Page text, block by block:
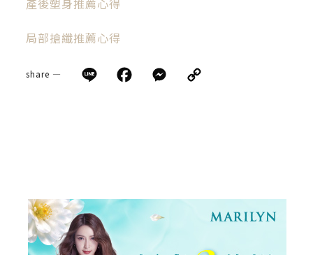
產後塑身推薦心得
局部搶纖推薦心得
share — Line Facebook
Messenger